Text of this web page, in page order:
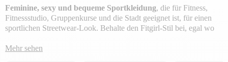
Feminine, sexy und bequeme Sportkleidung, die für Fitness,
Fitnessstudio, Gruppenkurse und die Stadt geeignet ist, für einen
sportlichen Streetwear-Look. Behalte den Fitgirl-Stil bei, egal wo
Geltung.
Mehr sehen